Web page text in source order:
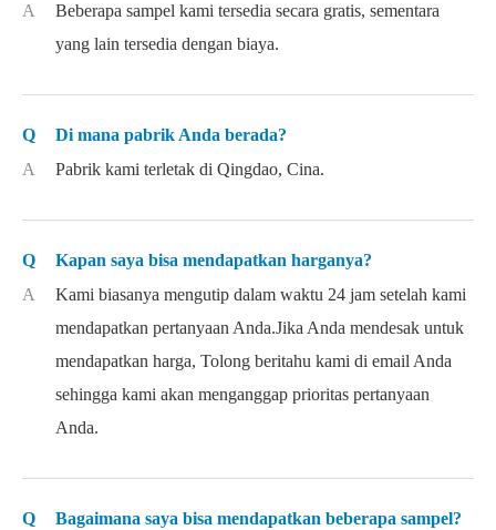
A
Beberapa sampel kami tersedia secara gratis, sementara
yang lain tersedia dengan biaya.
Q
Di mana pabrik Anda berada?
A
Pabrik kami terletak di Qingdao, Cina.
Q
Kapan saya bisa mendapatkan harganya?
A
Kami biasanya mengutip dalam waktu 24 jam setelah kami
mendapatkan pertanyaan Anda.Jika Anda mendesak untuk
mendapatkan harga, Tolong beritahu kami di email Anda
sehingga kami akan menganggap prioritas pertanyaan
Anda.
Q
Bagaimana saya bisa mendapatkan beberapa sampel?